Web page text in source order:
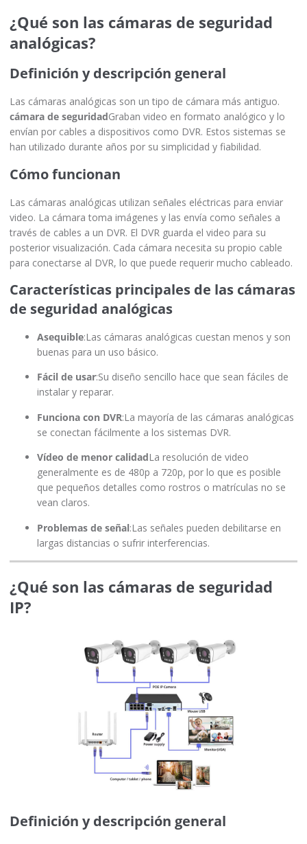
¿Qué son las cámaras de seguridad
analógicas?
Definición y descripción general
Las cámaras analógicas son un tipo de cámara más antiguo.
cámara de seguridadGraban video en formato analógico y lo
envían por cables a dispositivos como DVR. Estos sistemas se
han utilizado durante años por su simplicidad y fiabilidad.
Cómo funcionan
Las cámaras analógicas utilizan señales eléctricas para enviar
video. La cámara toma imágenes y las envía como señales a
través de cables a un DVR. El DVR guarda el video para su
posterior visualización. Cada cámara necesita su propio cable
para conectarse al DVR, lo que puede requerir mucho cableado.
Características principales de las cámaras
de seguridad analógicas
Asequible:Las cámaras analógicas cuestan menos y son
buenas para un uso básico.
Fácil de usar:Su diseño sencillo hace que sean fáciles de
instalar y reparar.
Funciona con DVR:La mayoría de las cámaras analógicas
se conectan fácilmente a los sistemas DVR.
Vídeo de menor calidadLa resolución de video
generalmente es de 480p a 720p, por lo que es posible
que pequeños detalles como rostros o matrículas no se
vean claros.
Problemas de señal:Las señales pueden debilitarse en
largas distancias o sufrir interferencias.
¿Qué son las cámaras de seguridad
IP?
Definición y descripción general